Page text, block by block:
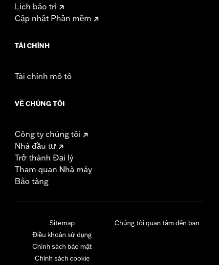
Lịch bảo trì
Cập nhật Phần mềm
TÀI CHÍNH
Tài chính mô tô
VỀ CHÚNG TÔI
Công ty chúng tôi
Nhà đầu tư
Trở thành Đại lý
Tham quan Nhà máy
Bảo tàng
Sitemap
Điều khoản sử dụng
Chính sách bảo mật
Chính sách cookie
Chúng tôi quan tâm đến bạn